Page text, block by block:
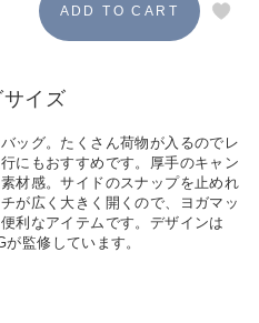
イズ
ッグ。たくさん荷物が入るのでレ
にもおすすめです。厚手のキャン
材感。サイドのスナップを止めれ
が広く大きく開くので、ヨガマッ
利なアイテムです。デザインは
監修しています。